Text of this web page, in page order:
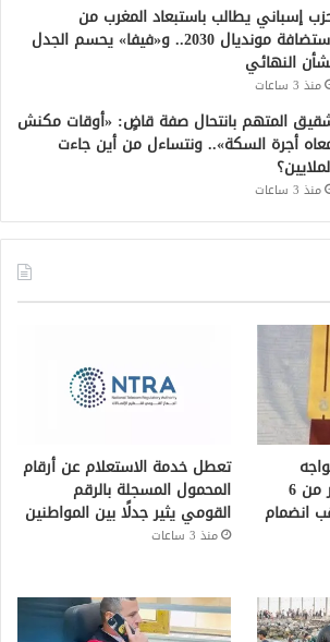
إسباني يطالب باستبعاد المغرب من
استضافة مونديال 2030.. و«فيفا» يحسم الجدل
النهائي
منذ 3 ساعات
المتهم بانتحال صفة قاضٍ: «أوقات مكنش
أجرة السكة».. ونتساءل من أين جاءت
منذ 3 ساعات
انتقادات بعد شراء أكثر من 6
انضمام
تعطل خدمة الاستعلام عن أرقام
المحمول المسجلة بالرقم
القومي يثير جدلًا بين المواطنين
منذ 3 ساعات